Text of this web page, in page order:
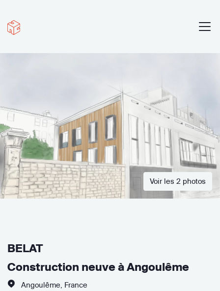
Voir les 2 photos
BELAT
Construction neuve à Angoulême
Angoulême France